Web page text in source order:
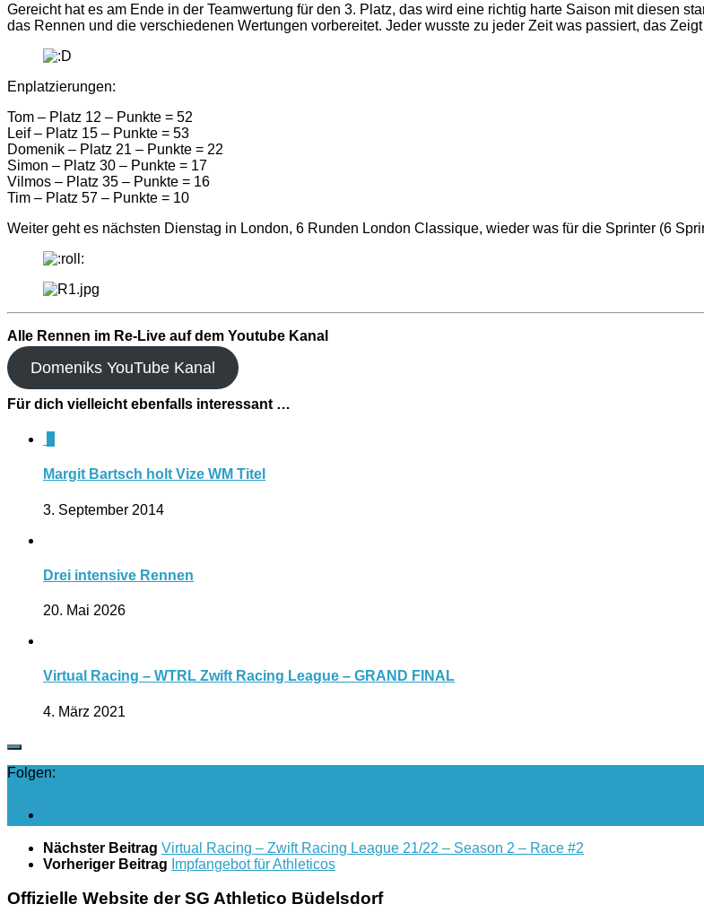
Gereicht hat es am Ende in der Teamwertung für den 3. Platz, das wird eine richtig harte Saison mit diesen
das Rennen und die verschiedenen Wertungen vorbereitet. Jeder wusste zu jeder Zeit was passiert, das
Enplatzierungen:
Tom – Platz 12 – Punkte = 52
Leif – Platz 15 – Punkte = 53
Domenik – Platz 21 – Punkte = 22
Simon – Platz 30 – Punkte = 17
Vilmos – Platz 35 – Punkte = 16
Tim – Platz 57 – Punkte = 10
Weiter geht es nächsten Dienstag in London, 6 Runden London Classique, wieder was für die Sprinter (6
Alle Rennen im Re-Live auf dem Youtube Kanal
Domeniks YouTube Kanal
Für dich vielleicht ebenfalls interessant …
Margit Bartsch holt Vize WM Titel
3. September 2014
Drei intensive Rennen
20. Mai 2026
Virtual Racing – WTRL Zwift Racing League – GRAND FINAL
4. März 2021
Folgen:
Nächster Beitrag Virtual Racing – Zwift Racing League 21/22 – Season 2 – Race #2
Vorheriger Beitrag Impfangebot für Athleticos
Offizielle Website der SG Athletico Büdelsdorf